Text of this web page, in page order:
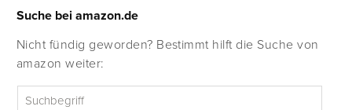
Suche bei amazon.de
Nicht fündig geworden? Bestimmt hilft die Suche von
amazon weiter: